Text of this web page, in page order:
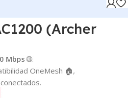
(Archer
Mbps🌐.
OneMesh 🏠,